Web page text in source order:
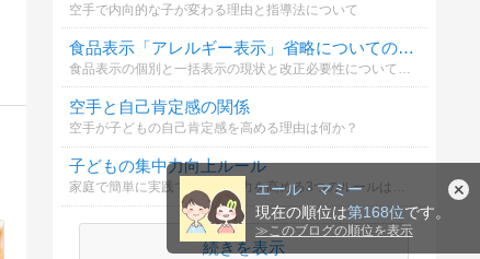
エール・マミー
現在の順位は第168位です。
≫ このブログの順位を表示
空手で内向的な子が変わる理由と指導法について
食品表示「アレルギー表示」省略についての意見
食品表示の個別と一括表示の現状と改正必要性についてどう思いますか
空手と自己肯定感の関係
空手が子どもの自己肯定感を高める理由は何か？
子どもの集中力向上ルール
家庭で簡単に実践できる集中力を高める3つのルールは何？
続きを表示